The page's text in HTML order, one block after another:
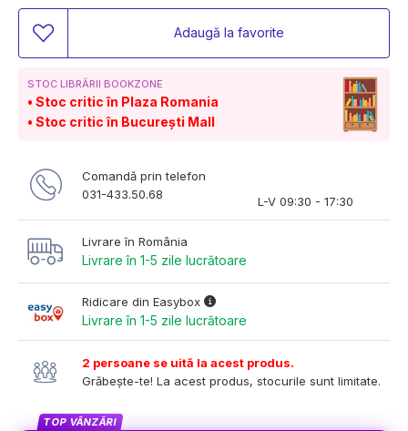
Adaugă la favorite
STOC LIBRĂRII BOOKZONE
Stoc critic în Plaza Romania
Stoc critic în București Mall
Comandă prin telefon
031-433.50.68
L-V 09:30 - 17:30
Livrare în România
Livrare în 1-5 zile lucrătoare
Ridicare din Easybox
Livrare în 1-5 zile lucrătoare
2 persoane se uită la acest produs.
Grăbește-te! La acest produs, stocurile sunt limitate.
TOP VÂNZĂRI